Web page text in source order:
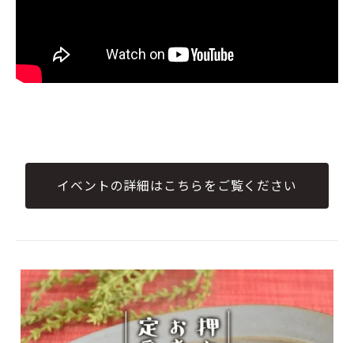
イベントの詳細はこちらをご覧ください